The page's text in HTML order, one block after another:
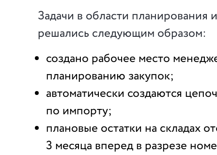
Задачи в области планирования
решались следующим образом:
создано рабочее место
планированию закупок;
автоматически создаются
по импорту;
плановые остатки на складах
3 месяца вперед в разрезе